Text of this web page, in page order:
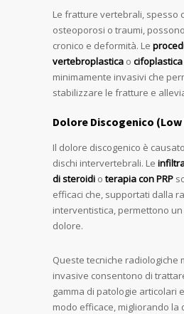
Le fratture vertebrali, spesso
osteoporosi o traumi,
cronico e deformità. Le
vertebroplastica o cifoplastica
minimamente invasivi che
stabilizzare le fratture e
Dolore Discogenico
Il dolore discogenico è
dischi intervertebrali. Le
di steroidi oterapia con PRP
efficaci che, supportati dalla
interventistica, permettono
dolore.
Queste tecniche radiologiche
invasive consentono di
gamma di patologie articolari
modo efficace, migliorando la